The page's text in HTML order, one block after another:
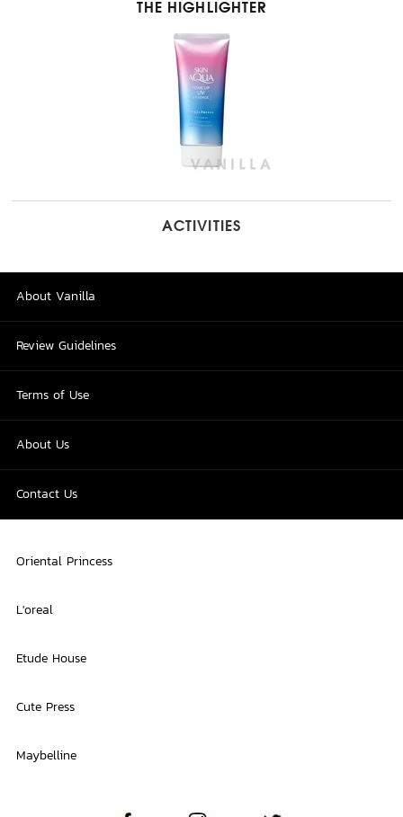
THE HIGHLIGHTER
ACTIVITIES
About Vanilla
Review Guidelines
Terms of Use
About Us
Contact Us
Oriental Princess
L'oreal
Etude House
Cute Press
Maybelline